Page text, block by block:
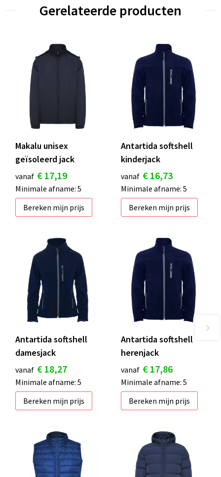
Gerelateerde producten
Makalu unisex
geïsoleerd jack
vanaf € 17,19
Minimale afname: 5
Bereken mijn prijs
Antartida softshell
kinderjack
vanaf € 16,73
Minimale afname: 5
Bereken mijn prijs
Antartida softshell
damesjack
vanaf € 18,27
Minimale afname: 5
Bereken mijn prijs
Antartida softshell
herenjack
vanaf € 17,86
Minimale afname: 5
Bereken mijn prijs